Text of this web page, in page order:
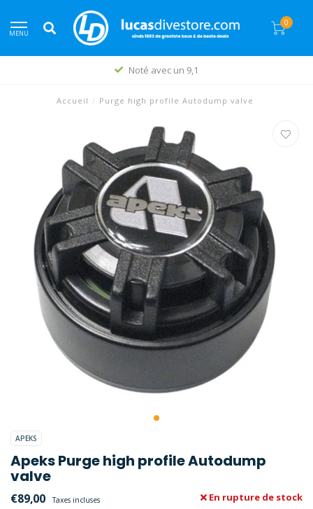
MENU
0
Noté avec un 9,1
Accueil / Purge high profile Autodump valve
APEKS
Apeks Purge high profile Autodump
valve
€89,00 Taxes incluses En rupture de stock